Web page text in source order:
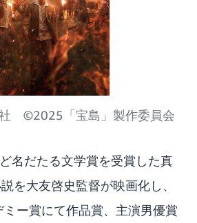
©2025「宝島」製作委員会
名だたる文学賞を受賞した真
を大友啓史監督が映画化し、
ー賞にて作品賞、主演男優賞